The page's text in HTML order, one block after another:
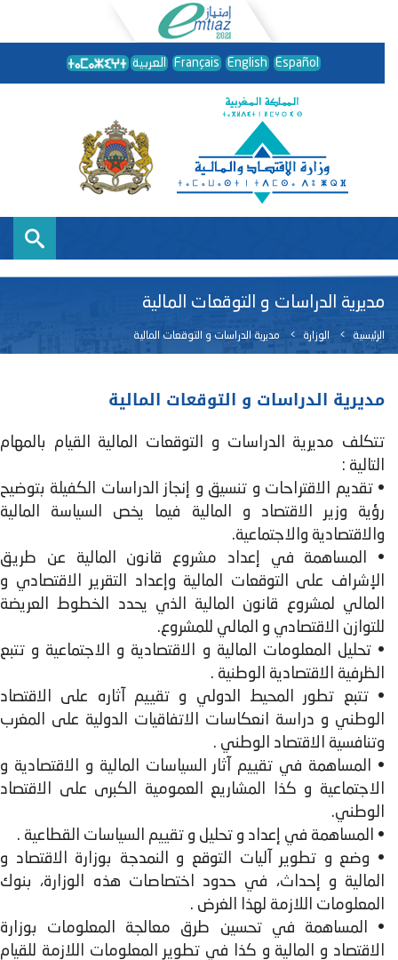
العربية Français English Español
مديرية الدراسات و التوقعات المالية
الرئيسية الوزارة مديرية الدراسات و التوقعات المالية
مديرية الدراسات و التوقعات المالية
تتكلف مديرية الدراسات و التوقعات المالية القيام بالمهام
التالية :
• تقديم الاقتراحات و تنسيق و إنجاز الدراسات الكفيلة بتوضيح
رؤية وزير الاقتصاد و المالية فيما يخص السياسة المالية
والاقتصادية والاجتماعية.
• المساهمة في إعداد مشروع قانون المالية عن طريق
الإشراف على التوقعات المالية وإعداد التقرير الاقتصادي و
المالي لمشروع قانون المالية الذي يحدد الخطوط العريضة
للتوازن الاقتصادي و المالي للمشروع.
• تحليل المعلومات المالية و الاقتصادية و الاجتماعية و تتبع
الظرفية الاقتصادية الوطنية .
• تتبع تطور المحيط الدولي و تقييم آثاره على الاقتصاد
الوطني و دراسة انعكاسات الاتفاقيات الدولية على المغرب
وتنافسية الاقتصاد الوطني .
• المساهمة في تقييم آثار السياسات المالية و الاقتصادية و
الاجتماعية و كذا المشاريع العمومية الكبرى على الاقتصاد
الوطني.
• المساهمة في إعداد و تحليل و تقييم السياسات القطاعية .
• وضع و تطوير آليات التوقع و النمدجة بوزارة الاقتصاد و
المالية و إحداث، في حدود اختصاصات هذه الوزارة، بنوك
المعلومات اللازمة لهذا الغرض .
• المساهمة في تحسين طرق معالجة المعلومات بوزارة
الاقتصاد و المالية و كذا في تطوير المعلومات اللازمة للقيام